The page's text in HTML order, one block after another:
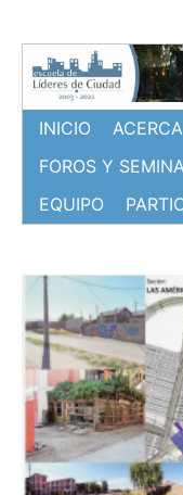
contenido
INICIO ACERCA
FOROS Y
EQUIPO